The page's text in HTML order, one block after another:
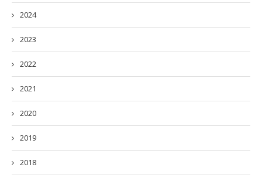
2024
2023
2022
2021
2020
2019
2018